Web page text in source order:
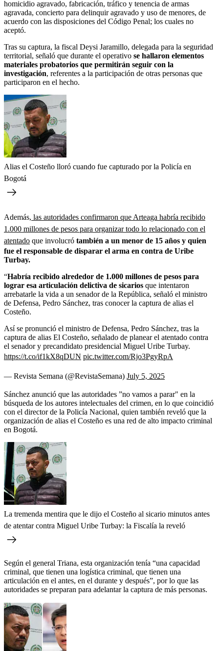
homicidio agravado, fabricación, tráfico y tenencia de armas
agravada, concierto para delinquir agravado y uso de menores, de
acuerdo con las disposiciones del Código Penal; los cuales no
aceptó.
Tras su captura, la fiscal Deysi Jaramillo, delegada para la seguridad
territorial, señaló que durante el operativo se hallaron elementos
materiales probatorios que permitirán seguir con la
investigación, referentes a la participación de otras personas que
participaron en el hecho.
Alias el Costeño lloró cuando fue capturado por la Policía en
Bogotá
Además, las autoridades confirmaron que Arteaga habría recibido
1.000 millones de pesos para organizar todo lo relacionado con el
atentado que involucró también a un menor de 15 años y quien
fue el responsable de disparar el arma en contra de Uribe
Turbay.
“Habría recibido alrededor de 1.000 millones de pesos para
lograr esa articulación delictiva de sicarios que intentaron
arrebatarle la vida a un senador de la República, señaló el ministro
de Defensa, Pedro Sánchez, tras conocer la captura de alias el
Costeño.
Así se pronunció el ministro de Defensa, Pedro Sánchez, tras la
captura de alias El Costeño, señalado de planear el atentado contra
el senador y precandidato presidencial Miguel Uribe Turbay.
https://t.co/if1kX8qDUN pic.twitter.com/Rjo3PgyRpA
— Revista Semana (@RevistaSemana) July 5, 2025
Sánchez anunció que las autoridades ”no vamos a parar" en la
búsqueda de los autores intelectuales del crimen, en lo que coincidió
con el director de la Policía Nacional, quien también reveló que la
organización de alias el Costeño es una red de alto impacto criminal
en Bogotá.
La tremenda mentira que le dijo el Costeño al sicario minutos antes
de atentar contra Miguel Uribe Turbay: la Fiscalía la reveló
Según el general Triana, esta organización tenía “una capacidad
criminal, que tienen una logística criminal, que tienen una
articulación en el antes, en el durante y después”, por lo que las
autoridades se preparan para adelantar la captura de más personas.